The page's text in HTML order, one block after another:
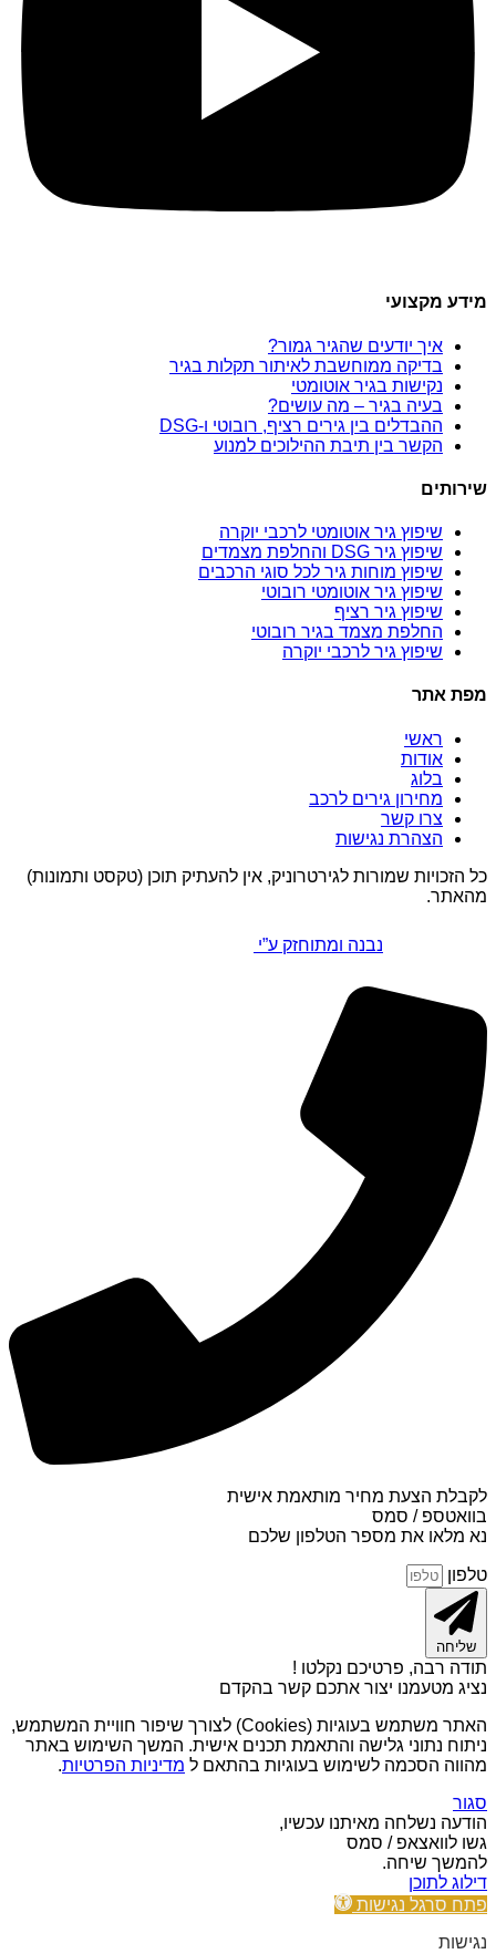
מידע מקצועי
איך יודעים שהגיר גמור?
בדיקה ממוחשבת לאיתור תקלות בגיר
נקישות בגיר אוטומטי
בעיה בגיר – מה עושים?
ההבדלים בין גירים רציף, רובוטי ו-DSG
הקשר בין תיבת ההילוכים למנוע
שירותים
שיפוץ גיר אוטומטי לרכבי יוקרה
שיפוץ גיר DSG והחלפת מצמדים
שיפוץ מוחות גיר לכל סוגי הרכבים
שיפוץ גיר אוטומטי רובוטי
שיפוץ גיר רציף
החלפת מצמד בגיר רובוטי
שיפוץ גיר לרכבי יוקרה
מפת אתר
ראשי
אודות
בלוג
מחירון גירים לרכב
צרו קשר
הצהרת נגישות
כל הזכויות שמורות לגירטרוניק, אין להעתיק תוכן (טקסט ותמונות)
מהאתר.
נבנה ומתוחזק ע”י
לקבלת הצעת מחיר מותאמת אישית
בוואטספ / סמס
נא מלאו את מספר הטלפון שלכם
טלפון
שליחה
תודה רבה, פרטיכם נקלטו !
נציג מטעמנו יצור אתכם קשר בהקדם
האתר משתמש בעוגיות (Cookies) לצורך שיפור חוויית המשתמש,
ניתוח נתוני גלישה והתאמת תכנים אישית. המשך השימוש באתר
מהווה הסכמה לשימוש בעוגיות בהתאם ל מדיניות הפרטיות.
סגור
הודעה נשלחה מאיתנו עכשיו,
גשו לוואצאפ / סמס
להמשך שיחה.
דילוג לתוכן
פתח סרגל נגישות
נגישות